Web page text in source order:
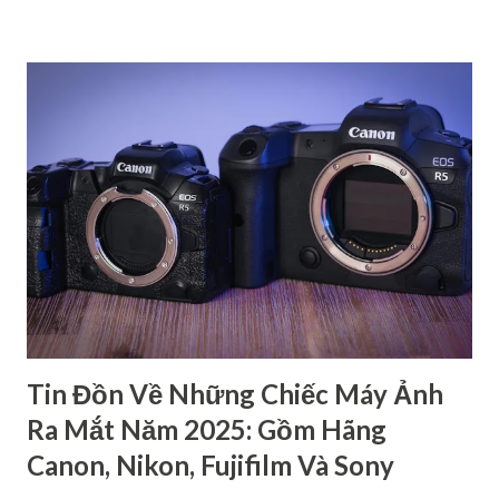
đặc điểm riêng để phục vụ cho các đối tượng người dùng
khác nhau. Dòng 1 số - Dòng cao cấp dành cho chuyên
nghiệp Đây là loại cao cấp nhất trong các dòng máy ảnh
Canon, chủ yếu dành cho các nhiếp ảnh gia chuyên nghiệp.
Hầu hết các sản phẩm thuộc dòng này đều có thiết kế chắc
chắn, kháng bụi, kháng nước,… nên có độ bền cao. Bên cạnh
đó, máy còn cho ra chất lượng hình ảnh rất cao với cảm biến
full-frame hoặc APS-C ca...
Tin Đồn Về Những Chiếc Máy Ảnh
Ra Mắt Năm 2025: Gồm Hãng
Canon, Nikon, Fujifilm Và Sony